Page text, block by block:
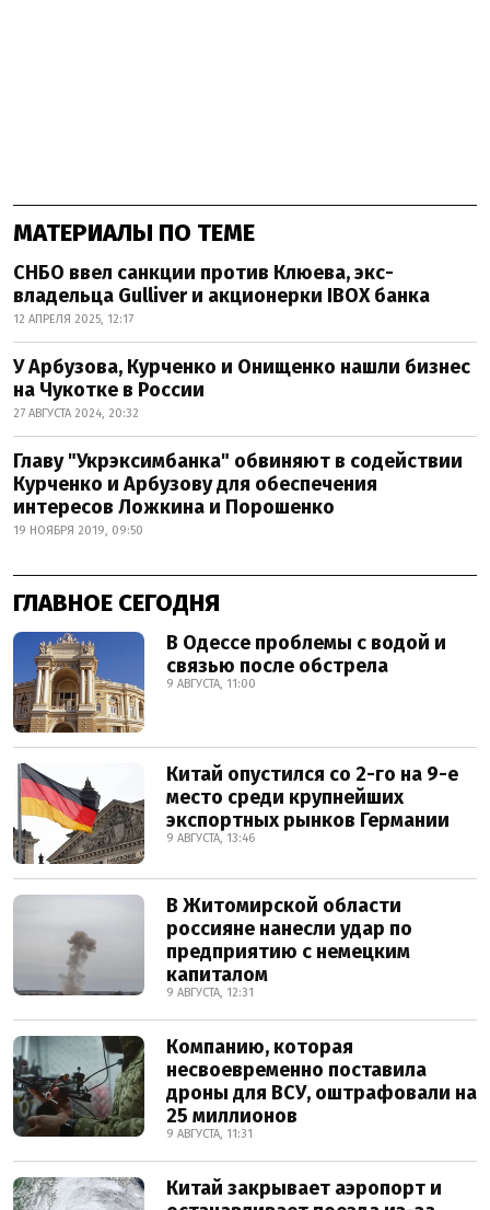
МАТЕРИАЛЫ ПО ТЕМЕ
СНБО ввел санкции против Клюева, экс-
владельца Gulliver и акционерки IBOX банка
12 АПРЕЛЯ 2025, 12:17
У Арбузова, Курченко и Онищенко нашли бизнес
на Чукотке в России
27 АВГУСТА 2024, 20:32
Главу "Укрэксимбанка" обвиняют в содействии
Курченко и Арбузову для обеспечения
интересов Ложкина и Порошенко
19 НОЯБРЯ 2019, 09:50
ГЛАВНОЕ СЕГОДНЯ
В Одессе проблемы с водой и
связью после обстрела
9 АВГУСТА, 11:00
Китай опустился со 2-го на 9-е
место среди крупнейших
экспортных рынков Германии
9 АВГУСТА, 13:46
В Житомирской области
россияне нанесли удар по
предприятию с немецким
капиталом
9 АВГУСТА, 12:31
Компанию, которая
несвоевременно поставила
дроны для ВСУ, оштрафовали на
25 миллионов
9 АВГУСТА, 11:31
Китай закрывает аэропорт и